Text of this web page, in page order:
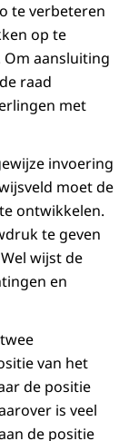
te verbeteren
op te
aansluiting
raad
met
invoering
moet de
ontwikkelen.
te geven
wijst de
en
van het
de positie
is veel
de positie